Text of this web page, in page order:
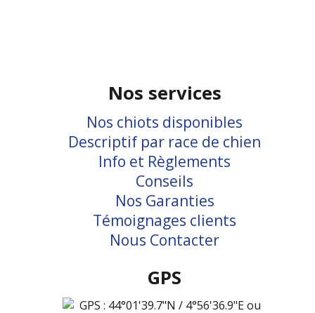
Nos services
Nos chiots disponibles
Descriptif par race de chien
Info et Règlements
Conseils
Nos Garanties
Témoignages clients
Nous Contacter
GPS